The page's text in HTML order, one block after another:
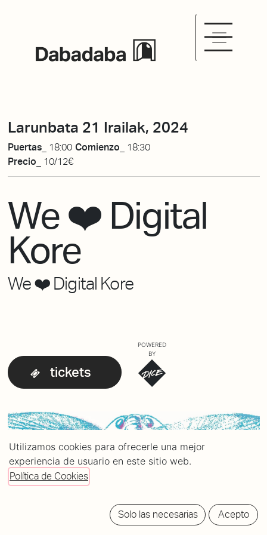
Larunbata 21 Irailak, 2024
Puertas_ 18:00 Comienzo_
18:30
Precio_
10/12€
We ❤️ Digital
Kore
We ❤️ Digital Kore
tickets
POWERED
BY
Utilizamos cookies para ofrecerle una mejor
experiencia de usuario en este sitio web.
Política de Cookies
Solo las necesarias Acepto